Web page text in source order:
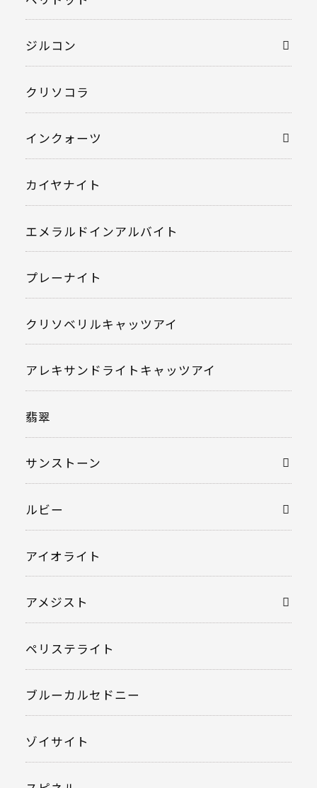
ジルコン
クリソコラ
インクォーツ
カイヤナイト
エメラルドインアルバイト
プレーナイト
クリソベリルキャッツアイ
アレキサンドライトキャッツアイ
翡翠
サンストーン
ルビー
アイオライト
アメジスト
ペリステライト
ブルーカルセドニー
ゾイサイト